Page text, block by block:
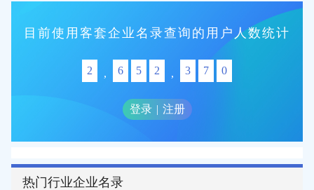
目前使用客套企业名录查询的用户人数统计
2 , 6 5 2 , 3 7 0
登录 | 注册
热门行业企业名录